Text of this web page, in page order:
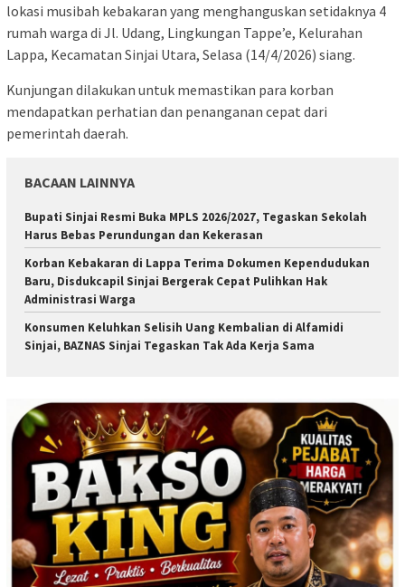
lokasi musibah kebakaran yang menghanguskan setidaknya 4
rumah warga di Jl. Udang, Lingkungan Tappe’e, Kelurahan
Lappa, Kecamatan Sinjai Utara, Selasa (14/4/2026) siang.
Kunjungan dilakukan untuk memastikan para korban
mendapatkan perhatian dan penanganan cepat dari
pemerintah daerah.
BACAAN LAINNYA
Bupati Sinjai Resmi Buka MPLS 2026/2027, Tegaskan Sekolah
Harus Bebas Perundungan dan Kekerasan
Korban Kebakaran di Lappa Terima Dokumen Kependudukan
Baru, Disdukcapil Sinjai Bergerak Cepat Pulihkan Hak
Administrasi Warga
Konsumen Keluhkan Selisih Uang Kembalian di Alfamidi
Sinjai, BAZNAS Sinjai Tegaskan Tak Ada Kerja Sama